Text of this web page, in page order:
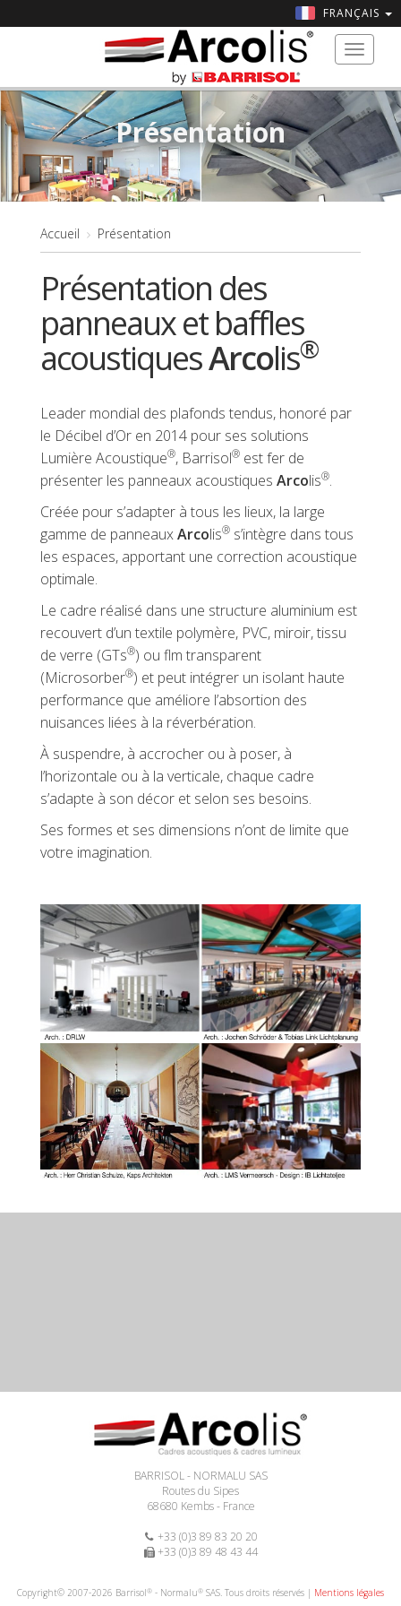
FRANÇAIS
Toggle
Présentation
Accueil Présentation
Présentation des
panneaux et baffles
acoustiquesArcolis®
Leader mondial des plafonds tendus, honoré par
le Décibel d’Or en 2014 pour ses solutions
Lumière Acoustique®, Barrisol® est fer de
présenter les panneaux acoustiques Arcolis®.
Créée pour s’adapter à tous les lieux, la large
gamme de panneauxArcolis® s’intègre dans tous
les espaces, apportant une correction acoustique
optimale.
Le cadre réalisé dans une structure aluminium est
recouvert d’un textile polymère, PVC, miroir, tissu
de verre (GTs®) ou flm transparent
(Microsorber®) et peut intégrer un isolant haute
performance que améliore l’absortion des
nuisances liées à la réverbération.
À suspendre, à accrocher ou à poser, à
l’horizontale ou à la verticale, chaque cadre
s’adapte à son décor et selon ses besoins.
Ses formes et ses dimensions n’ont de limite que
votre imagination.
BARRISOL - NORMALU SAS
Routes du Sipes
68680 Kembs - France
+33 (0)3 89 83 20 20
+33 (0)3 89 48 43 44
Copyright© 2007-2026 Barrisol® - Normalu® SAS. Tous droits réservés | Mentions légales